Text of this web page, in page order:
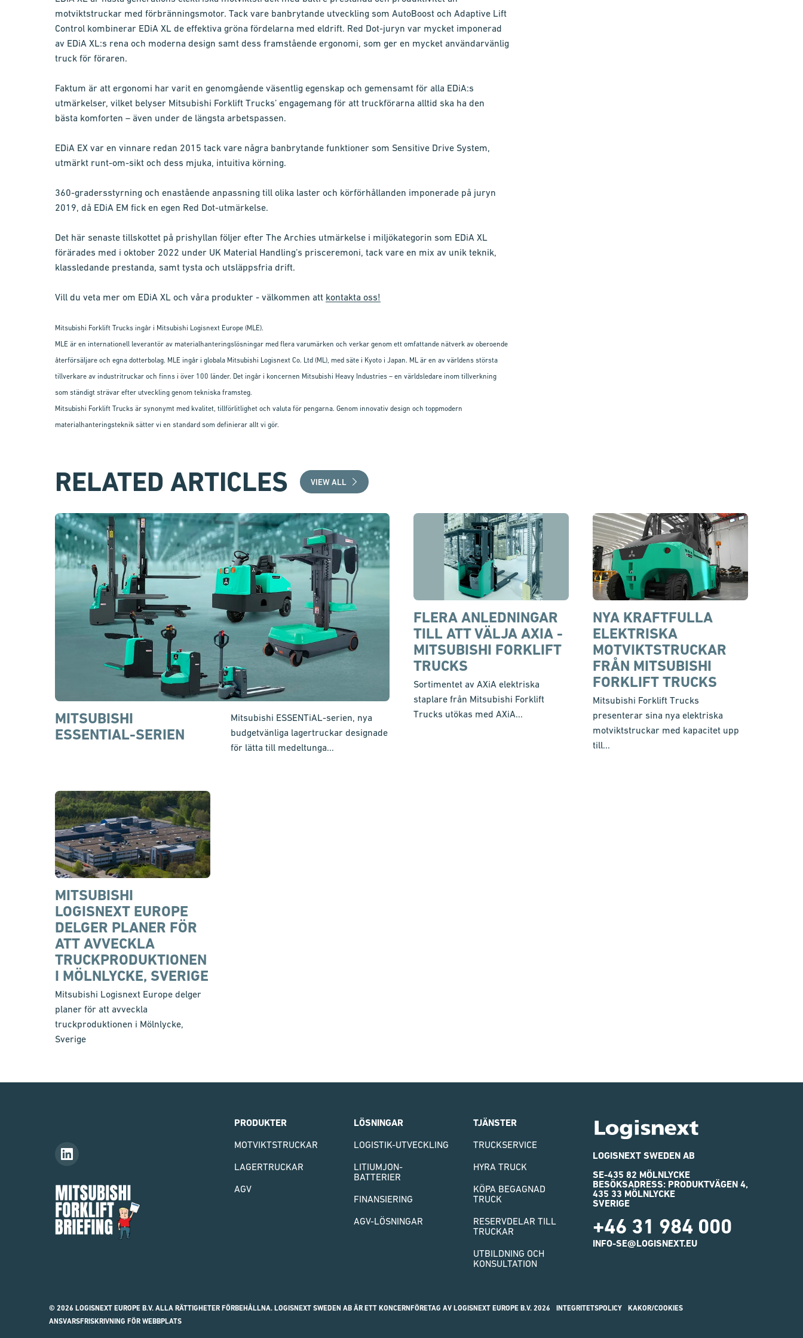
motviktstruckar med förbränningsmotor. Tack vare banbrytande utveckling som AutoBoost och Adaptive Lift
Control kombinerar EDiA XL de effektiva gröna fördelarna med eldrift. Red Dot-juryn var mycket imponerad
av EDiA XL:s rena och moderna design samt dess framstående ergonomi, som ger en mycket användarvänlig
truck för föraren.
Faktum är att ergonomi har varit en genomgående väsentlig egenskap och gemensamt för alla EDiA:s
utmärkelser, vilket belyser Mitsubishi Forklift Trucks’ engagemang för att truckförarna alltid ska ha den
bästa komforten – även under de längsta arbetspassen.
EDiA EX var en vinnare redan 2015 tack vare några banbrytande funktioner som Sensitive Drive System,
utmärkt runt-om-sikt och dess mjuka, intuitiva körning.
360-gradersstyrning och enastående anpassning till olika laster och körförhållanden imponerade på juryn
2019, då EDiA EM fick en egen Red Dot-utmärkelse.
Det här senaste tillskottet på prishyllan följer efter The Archies utmärkelse i miljökategorin som EDiA XL
förärades med i oktober 2022 under UK Material Handling’s prisceremoni, tack vare en mix av unik teknik,
klassledande prestanda, samt tysta och utsläppsfria drift.
Vill du veta mer om EDiA XL och våra produkter - välkommen att kontakta oss!
Mitsubishi Forklift Trucks ingår i Mitsubishi Logisnext Europe (MLE).
MLE är en internationell leverantör av materialhanteringslösningar med flera varumärken och verkar genom ett omfattande nätverk av oberoende
återförsäljare och egna dotterbolag. MLE ingår i globala Mitsubishi Logisnext Co. Ltd (ML), med säte i Kyoto i Japan. ML är en av världens största
tillverkare av industritruckar och finns i över 100 länder. Det ingår i koncernen Mitsubishi Heavy Industries – en världsledare inom tillverkning
som ständigt strävar efter utveckling genom tekniska framsteg.
Mitsubishi Forklift Trucks är synonymt med kvalitet, tillförlitlighet och valuta för pengarna. Genom innovativ design och toppmodern
materialhanteringsteknik sätter vi en standard som definierar allt vi gör.
RELATED ARTICLES VIEW ALL
MITSUBISHI
ESSENTIAL-SERIEN
Mitsubishi ESSENTiAL-serien, nya
budgetvänliga lagertruckar designade
för lätta till medeltunga...
FLERA ANLEDNINGAR
TILL ATT VÄLJA AXIA -
MITSUBISHI FORKLIFT
TRUCKS
Sortimentet av AXiA elektriska
staplare från Mitsubishi Forklift
Trucks utökas med AXiA...
NYA KRAFTFULLA
ELEKTRISKA
MOTVIKTSTRUCKAR
FRÅN MITSUBISHI
FORKLIFT TRUCKS
Mitsubishi Forklift Trucks
presenterar sina nya elektriska
motviktstruckar med kapacitet upp
till...
MITSUBISHI
LOGISNEXT EUROPE
DELGER PLANER FÖR
ATT AVVECKLA
TRUCKPRODUKTIONEN
I MÖLNLYCKE, SVERIGE
Mitsubishi Logisnext Europe delger
planer för att avveckla
truckproduktionen i Mölnlycke,
Sverige
PRODUKTER
MOTVIKTSTRUCKAR
LAGERTRUCKAR
AGV
LÖSNINGAR
LOGISTIK-UTVECKLING
LITIUMJON-
BATTERIER
FINANSIERING
AGV-LÖSNINGAR
TJÄNSTER
TRUCKSERVICE
HYRA TRUCK
KÖPA BEGAGNAD
TRUCK
RESERVDELAR TILL
TRUCKAR
UTBILDNING OCH
KONSULTATION
LOGISNEXT SWEDEN AB
SE-435 82 MÖLNLYCKE
BESÖKSADRESS: PRODUKTVÄGEN 4,
435 33 MÖLNLYCKE
SVERIGE
+46 31 984 000
INFO-SE@LOGISNEXT.EU
© 2026 LOGISNEXT EUROPE B.V. ALLA RÄTTIGHETER FÖRBEHÅLLNA. LOGISNEXT SWEDEN AB ÄR ETT KONCERNFÖRETAG AV LOGISNEXT EUROPE B.V. 2026 INTEGRITETSPOLICY
KAKOR/COOKIES
ANSVARSFRISKRIVNING FÖR WEBBPLATS